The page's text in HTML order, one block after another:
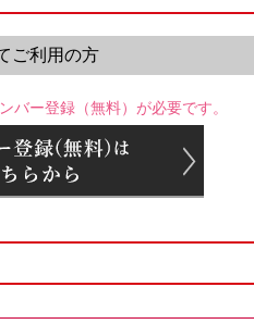
ご利用の方
バー登録（無料）が必要です。